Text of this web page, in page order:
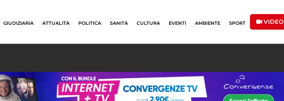
GIUDIZIARIA ATTUALITÀ POLITICA SANITÀ CULTURA EVENTI AMBIENTE SPORT VIDEO